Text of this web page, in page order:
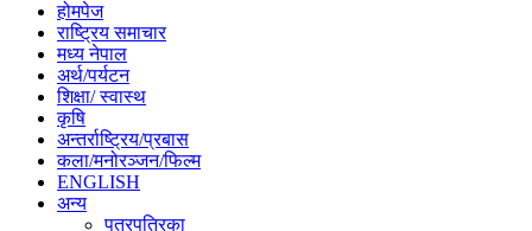
होमपेज
राष्ट्रिय समाचार
मध्य नेपाल
अर्थ/पर्यटन
शिक्षा/ स्वास्थ
कृषि
अन्तर्राष्ट्रिय/प्रबास
कला/मनोरञ्जन/फिल्म
ENGLISH
अन्य
पत्रपत्रिका